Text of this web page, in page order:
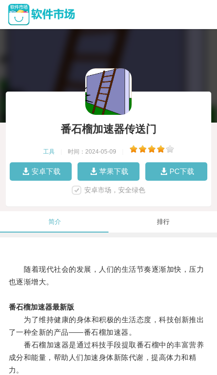
番石榴加速器传送门
工具 时间：2024-05-09
安卓下载 苹果下载 PC下载
安卓市场，安全绿色
简介 排行
随着现代社会的发展，人们的生活节奏逐渐加快，压力
也逐渐增大。
番石榴加速器最新版
为了维持健康的身体和积极的生活态度，科技创新推出
了一种全新的产品——番石榴加速器。
番石榴加速器是通过科技手段提取番石榴中的丰富营养
成分和能量，帮助人们加速身体新陈代谢，提高体力和精
力。